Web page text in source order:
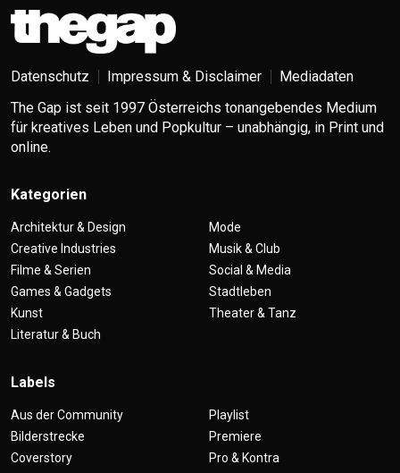
Datenschutz Impressum & Disclaimer
Mediadaten
The Gap ist seit 1997 Österreichs tonangebendes Medium
für kreatives Leben und Popkultur – unabhängig, in Print und
online.
Kategorien
Architektur & Design
Creative Industries
Filme & Serien
Games & Gadgets
Kunst
Literatur & Buch
Mode
Musik & Club
Social & Media
Stadtleben
Theater & Tanz
Labels
Aus der Community
Bilderstrecke
Coverstory
Playlist
Premiere
Pro & Kontra